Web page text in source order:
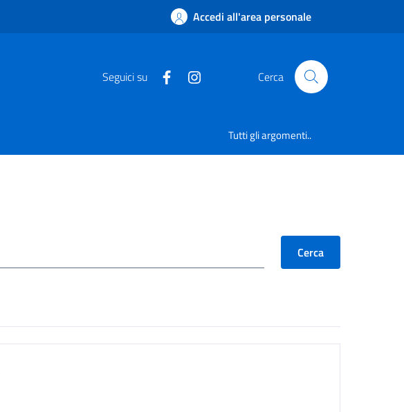
Accedi all'area personale
Seguici su Cerca
Tutti gli argomenti..
Cerca